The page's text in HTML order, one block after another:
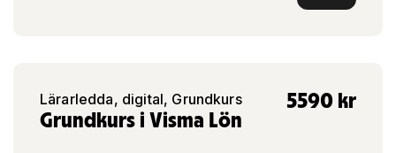
Lärarledda, digital, Grundkurs
Grundkurs i Visma Lön
5590 kr